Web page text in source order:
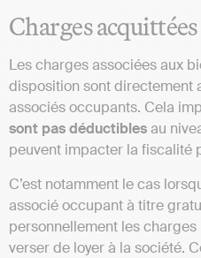
Charges acquittées
Les charges associées aux
disposition sont directement
associés occupants. Cela
sont pas déductiblesau
peuvent impacter la fiscalité
C’est notamment le cas
associé occupant à titre
personnellement les charges
verser de loyer à la société.